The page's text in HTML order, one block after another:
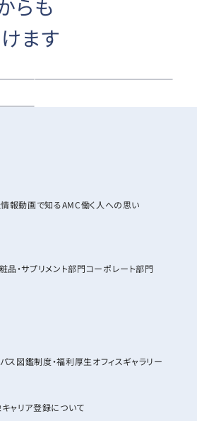
らも
ます
報動画で知るAMC働く人への思い
品・サプリメント部門コーポレート部門
ス図鑑制度・福利厚生オフィスギャラリー
キャリア登録について